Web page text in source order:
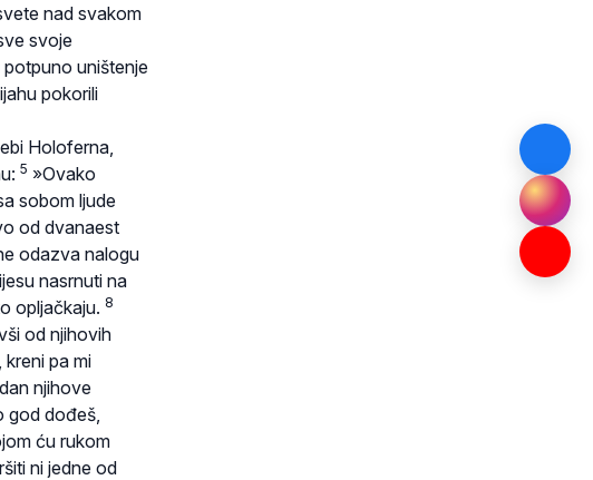
nad svakom
svoje
uništenje
pokorili
Holoferna,
5 »Ovako
sobom ljude
od dvanaest
odazva nalogu
nasrnuti na
opljačkaju. 8
od njihovih
kreni pa mi
njihove
god dođeš,
ću rukom
ni jedne od